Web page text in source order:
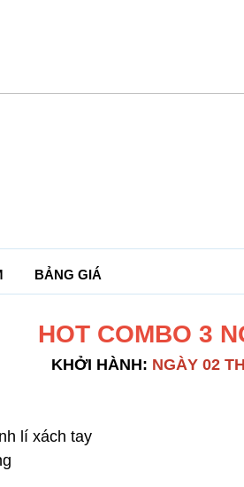
BẢNG GIÁ
HOT COMBO 3
KHỞI HÀNH: NGÀY 02
lí xách tay